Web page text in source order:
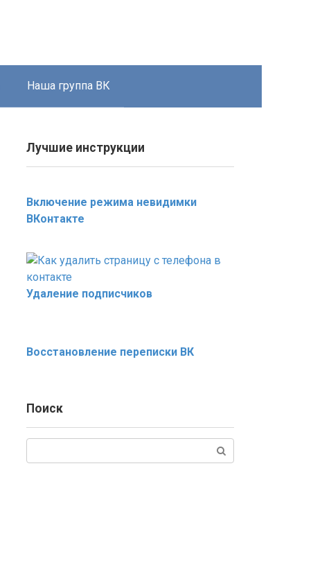
Наша группа ВК
Лучшие инструкции
Включение режима невидимки
ВКонтакте
Удаление подписчиков
Восстановление переписки ВК
Поиск